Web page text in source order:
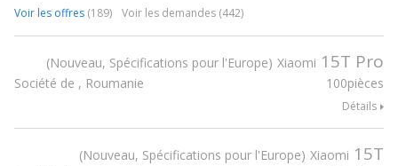
Voir les offres (189) Voir les demandes (442)
Nouveau, Spécifications pour l'Europe Xiaomi 15T Pro
100pièces
Société de , Roumanie
Détails
Nouveau, Spécifications pour l'Europe Xiaomi 15T